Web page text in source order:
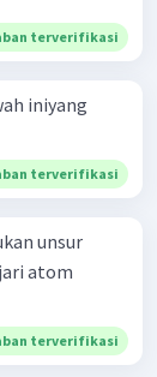
terverifikasi
iniyang
terverifikasi
unsur
terverifikasi